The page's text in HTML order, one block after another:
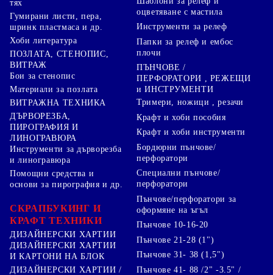
тях
Гумирани листи, пера,
шринк пластмаса и др.
Хоби литература
ПОЗЛАТА, СТЕНОПИС,
ВИТРАЖ
Бои за стенопис
Материали за позлата
ВИТРАЖНА ТЕХНИКА
ДЪРВОРЕЗБА,
ПИРОГРАФИЯ И
ЛИНОГРАВЮРА
Инструменти за дърворезба
и линогравюра
Помощни средства и
основи за пирография и др.
СКРАПБУКИНГ И
КРАФТ ТЕХНИКИ
ДИЗАЙНЕРСКИ ХАРТИИ
ДИЗАЙНЕРСКИ ХАРТИИ
И КАРТОНИ НА БЛОК
ДИЗАЙНЕРСКИ ХАРТИИ /
оцветяване с мастила
Инструменти за релеф
Папки за релеф и ембос
плочи
ПЪНЧОВЕ /
ПЕРФОРАТОРИ , РЕЖЕЩИ
и ИНСТРУМЕНТИ
Тримери, ножици , резачи
Крафт и хоби пособия
Крафт и хоби инструменти
Бордюрни пънчове/
перфоратори
Специални пънчове/
перфоратори
Пънчове/перфоратори за
оформяне на ъгъл
Пънчове 10-16-20
Пънчове 21-28 (1")
Пънчове 31- 38 (1,5")
Пънчове 41- 88 /2" -3.5" /